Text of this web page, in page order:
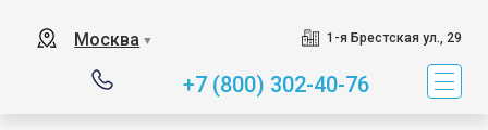
Москва ▼ 1-я Брестская ул., 29
+7 (800) 302-40-76